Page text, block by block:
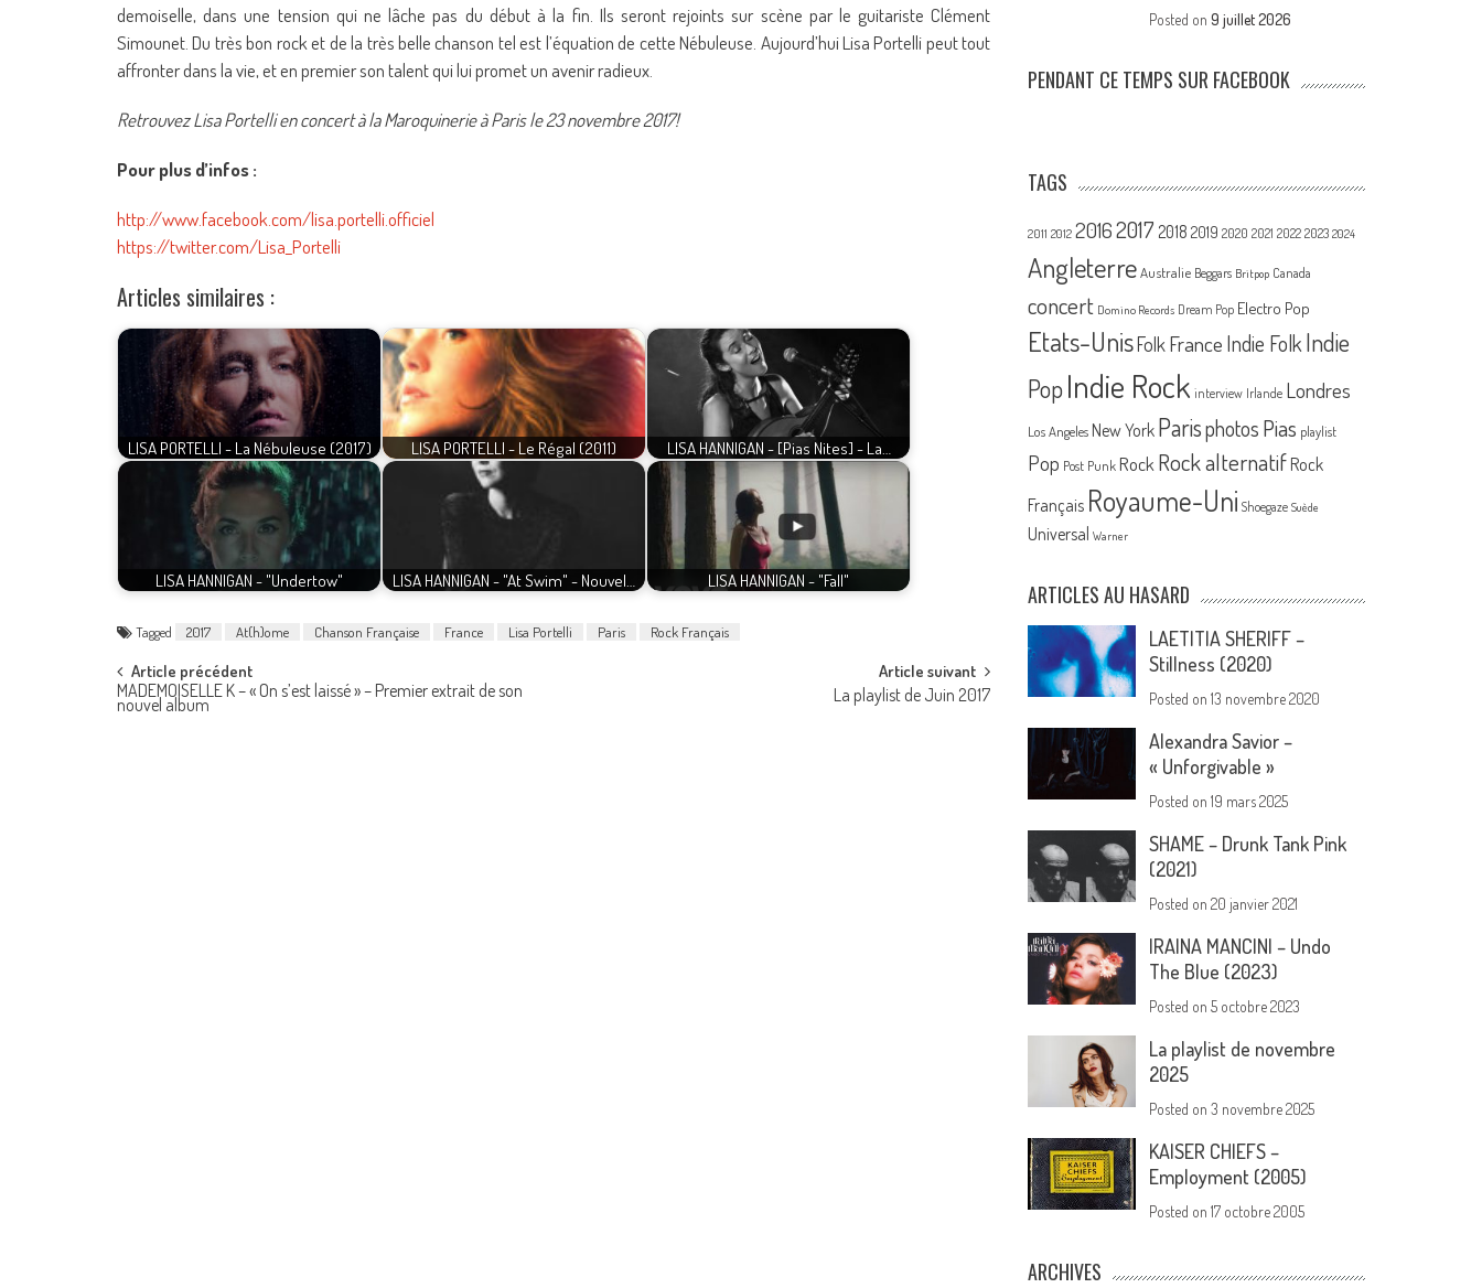
demoiselle, dans une tension qui ne lâche pas du début à la fin. Ils seront rejoints sur scène par le guitariste Clément
Simounet. Du très bon rock et de la très belle chanson tel est l’équation de cette Nébuleuse. Aujourd’hui Lisa Portelli peut tout
affronter dans la vie, et en premier son talent qui lui promet un avenir radieux.
Retrouvez Lisa Portelli en concert à la Maroquinerie à Paris le 23 novembre 2017!
Pour plus d’infos :
http://www.facebook.com/lisa.portelli.officiel
https://twitter.com/Lisa_Portelli
Articles similaires :
LISA PORTELLI - La Nébuleuse (2017) LISA PORTELLI - Le Régal (2011) LISA HANNIGAN - [Pias Nites] - La…
LISA HANNIGAN - "Undertow" LISA HANNIGAN - "At Swim" - Nouvel… LISA HANNIGAN - "Fall"
Tagged 2017 At(h)ome Chanson Française France Lisa Portelli Paris Rock Français
Post
navigation
Article précédent
MADEMOISELLE K – « On s’est laissé » – Premier extrait de son
nouvel album
Article suivant
La playlist de Juin 2017
Posted on9 juillet 2026
PENDANT CE TEMPS SUR FACEBOOK
TAGS
2011 2012 20162017 2018 2019 2020 2021 2022 2023 2024
Angleterre Australie Beggars Britpop Canada
concert Domino Records Dream Pop Electro Pop
Etats-UnisFolk France Indie FolkIndie
PopIndie Rock interview Irlande Londres
Los Angeles New York Parisphotos Pias playlist
Pop Post Punk Rock Rock alternatif Rock
Français Royaume-Uni Shoegaze Suède
Universal Warner
ARTICLES AU HASARD
LAETITIA SHERIFF –
Stillness (2020)
Posted on13 novembre 2020
Alexandra Savior –
« Unforgivable »
Posted on19 mars 2025
SHAME – Drunk Tank Pink
(2021)
Posted on20 janvier 2021
IRAINA MANCINI – Undo
The Blue (2023)
Posted on5 octobre 2023
La playlist de novembre
2025
Posted on3 novembre 2025
KAISER CHIEFS –
Employment (2005)
Posted on17 octobre 2005
ARCHIVES